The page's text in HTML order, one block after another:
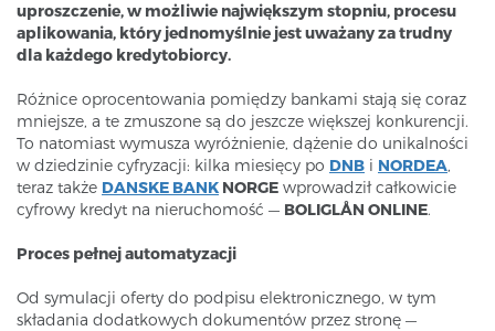
uproszczenie, w możliwie największym stopniu, procesu
aplikowania, który jednomyślnie jest uważany za trudny
dla każdego kredytobiorcy.
Różnice oprocentowania pomiędzy bankami stają się coraz
mniejsze, a te zmuszone są do jeszcze większej konkurencji.
To natomiast wymusza wyróżnienie, dążenie do unikalności
w dziedzinie cyfryzacji: kilka miesięcy po DNB i NORDEA,
teraz także DANSKE BANK NORGE wprowadził całkowicie
cyfrowy kredyt na nieruchomość — BOLIGLÅN ONLINE.
Proces pełnej automatyzacji
Od symulacji oferty do podpisu elektronicznego, w tym
składania dodatkowych dokumentów przez stronę —